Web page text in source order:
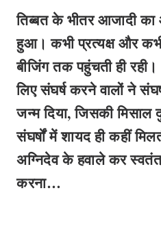
तिब्बत के भीतर आजादी
हुआ। कभी प्रत्यक्ष और
बीजिंग तक पहुंचती ही रही।
लिए संघर्ष करने वालों ने
जन्म दिया, जिसकी मिसाल
संघर्षों में शायद ही कहीं
अग्निदेव के हवाले कर
करना…